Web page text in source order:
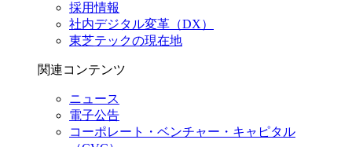
採用情報
社内デジタル変革（DX）
東芝テックの現在地
関連コンテンツ
ニュース
電子公告
コーポレート・ベンチャー・キャピタル